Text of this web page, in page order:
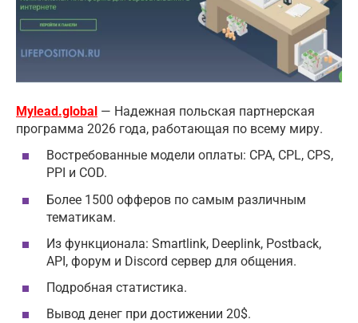
Mylead.global — Надежная польская партнерская
программа 2026 года, работающая по всему миру.
Востребованные модели оплаты: CPA, CPL, CPS,
PPI и COD.
Более 1500 офферов по самым различным
тематикам.
Из функционала: Smartlink, Deeplink, Postback,
API, форум и Discord сервер для общения.
Подробная статистика.
Вывод денег при достижении 20$.